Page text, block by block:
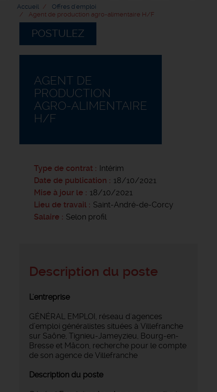
Accueil
Offres d'emploi
Agent de production agro-alimentaire H/F
POSTULEZ
AGENT DE
PRODUCTION
AGRO-ALIMENTAIRE
H/F
Type de contrat
Intérim
Date de publication
18/10/2021
Mise à jour le
18/10/2021
Lieu de travail
Saint-André-de-Corcy
Salaire
Selon profil
Description du poste
L'entreprise
GÉNÉRAL EMPLOI, réseau d'agences
d’emploi généralistes situées à Villefranche
sur Saône, Tignieu-Jameyzieu, Bourg-en-
Bresse et Mâcon, recherche pour le compte
de son agence de Villefranche
Description du poste